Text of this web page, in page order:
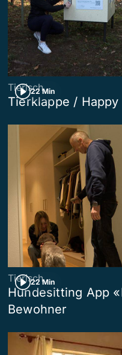
22 Min
Tierisch
Tierklappe /
22 Min
Tierisch
Hundesitting App
Bewohner